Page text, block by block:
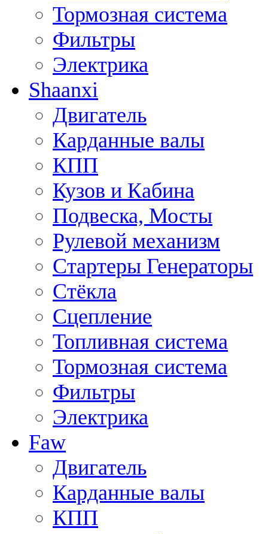
Тормозная система
Фильтры
Электрика
Shaanxi
Двигатель
Карданные валы
КПП
Кузов и Кабина
Подвеска, Мосты
Рулевой механизм
Стартеры Генераторы
Стёкла
Сцепление
Топливная система
Тормозная система
Фильтры
Электрика
Faw
Двигатель
Карданные валы
КПП